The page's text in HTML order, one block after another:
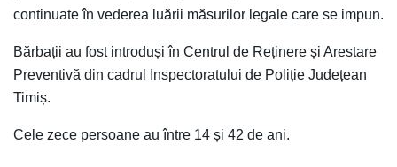
continuate în vederea luării măsurilor legale care se impun.
Bărbații au fost introduși în Centrul de Reținere și Arestare
Preventivă din cadrul Inspectoratului de Poliție Județean
Timiș.
Cele zece persoane au între 14 și 42 de ani.